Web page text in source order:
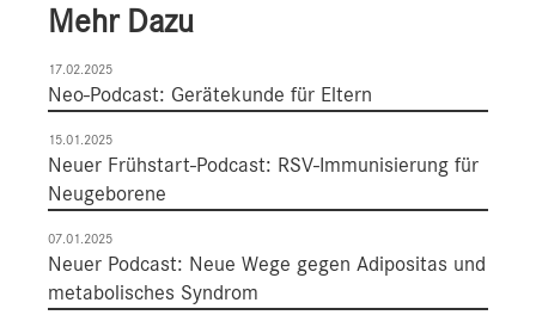
Mehr Dazu
17.02.2025
Neo-Podcast: Gerätekunde für Eltern
15.01.2025
Neuer Frühstart-Podcast: RSV-Immunisierung für
Neugeborene
07.01.2025
Neuer Podcast: Neue Wege gegen Adipositas und
metabolisches Syndrom